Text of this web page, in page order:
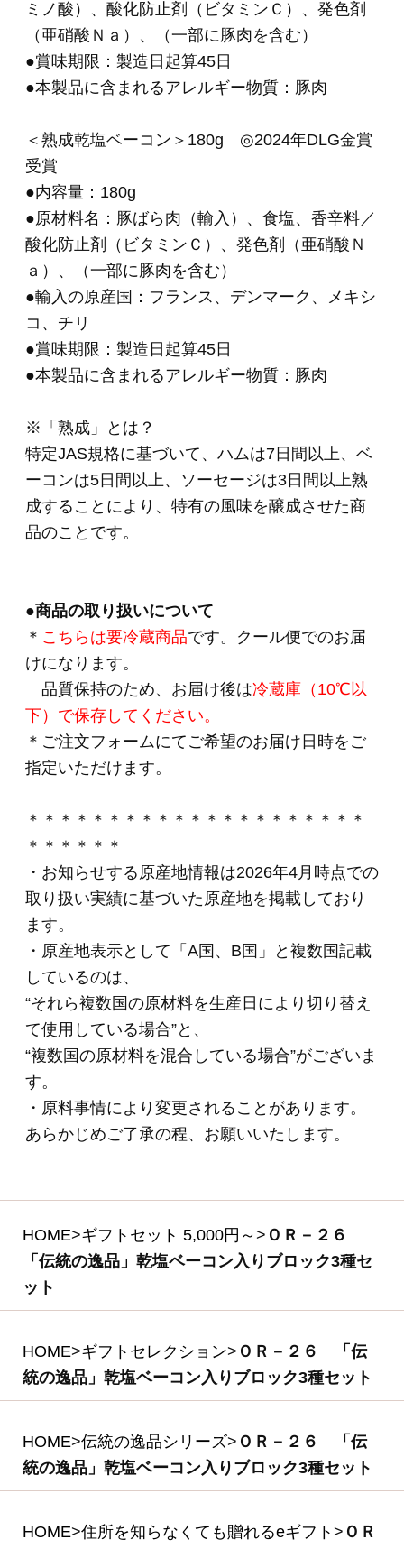
＊＊＊＊＊＊＊＊＊＊＊＊＊＊＊＊＊＊＊＊＊
＊＊＊＊＊＊
・お知らせする原産地情報は2026年4月時点での
取り扱い実績に基づいた原産地を掲載しており
ます。
“それら複数国の原材料を生産日により切り替え
て使用している場合”と、
“複数国の原材料を混合している場合”がございま
す。
・原料事情により変更されることがあります。
HOME> ギフトセット 5,000円～ >ＯＲ－２６
「伝統の逸品」乾塩ベーコン入りブロック3種セ
ット
HOME ギフトセレクション ＯＲ－２６ 「伝
HOME> 伝統の逸品シリーズ>ＯＲ－２６ 「伝
統の逸品」乾塩ベーコン入りブロック3種セット
HOME 住所を知らなくても贈れるeギフト >ＯＲ
－２６ 「伝統の逸品」乾塩ベーコン入りブロッ
関連商品
匠工房」スライスセ
ット（7種8品入り）
(*)
5,400円
フ入りセット（6種
6,480円
ＯＲ－３５「伝統の
ィセット
5,400円
ック3種セット(*)
(税込・送料別)
商品を探す
ギフトセレクション
食の匠工房シリーズ
伝統の逸品シリーズ